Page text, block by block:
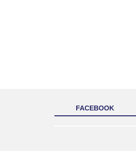
FACEBOOK